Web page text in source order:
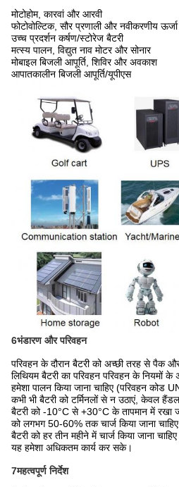
मोटोहोम, कारवां और आरवी
फोटोवोल्टिक, सौर प्रणाली और नवीकरणीय ऊर्जा
उच्च प्रदर्शन कर्षण/स्टोरेज बैटरी
मत्स्य पालन, विद्युत नाव मोटर और सोनार
मोबाइल बिजली आपूर्ति, शिविर और अवकाश
आपातकालीन बिजली आपूर्ति/यूपीएस
6भंडारण और परिवहन
परिवहन के दौरान बैटरी को अच्छी तरह से पैक और
लिथियम बैटरी का परिवहन परिवहन के नियमों के
हमेशा पालन किया जाना चाहिए (परिवहन कोड
कभी भी बैटरी को टर्मिनलों से न उठाएं, केवल
बैटरी को -10°C से +30°C के तापमान में रखा
को लगभग 50-60% तक चार्ज किया जाना
बैटरी को हर तीन महीने में चार्ज किया जाना
यह हमेशा अधिकतम कार्य कर सके।
7महत्वपूर्ण निर्देश